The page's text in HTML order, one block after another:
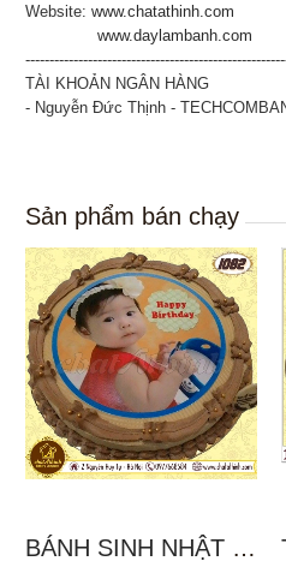
Website:www.chatathinh.com
www.daylambanh.com
TÀI KHOẢN NGÂN HÀNG
- Nguyễn Đức Thịnh -
Sản phẩm bán chạy
BÁNH SINH NHẬT IN...